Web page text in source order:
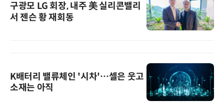
구광모 LG 회장, 내주 美 실리콘밸리
서 젠슨 황 재회동
K배터리 밸류체인 '시차'…셀은 웃고
소재는 아직